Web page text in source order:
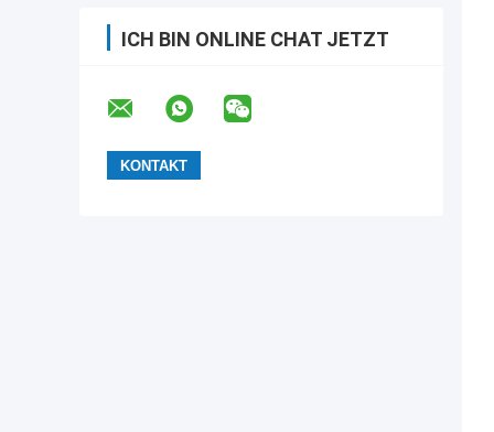
ICH BIN ONLINE CHAT JETZT